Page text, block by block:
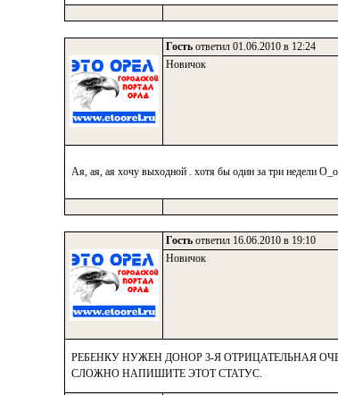
Гость ответил 01.06.2010 в 12:24
Новичок
Ая, ая, ая хочу выходной . хотя бы один за три недели О_о
Гость ответил 16.06.2010 в 19:10
Новичок
РЕБЕНКУ НУЖЕН ДОНОР 3-Я ОТРИЦАТЕЛЬНАЯ
СЛОЖНО НАПИШИТЕ ЭТОТ СТАТУС.